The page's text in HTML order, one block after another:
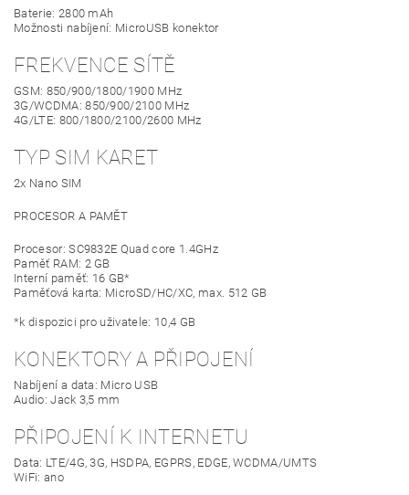
Baterie: 2800 mAh
Možnosti nabíjení: MicroUSB konektor
FREKVENCE SÍTĚ
GSM: 850/900/1800/1900 MHz
3G/WCDMA: 850/900/2100 MHz
4G/LTE: 800/1800/2100/2600 MHz
TYP SIM KARET
2x Nano SIM
PROCESOR A PAMĚT
Procesor: SC9832E Quad core 1.4GHz
Paměť RAM: 2 GB
Interní paměť: 16 GB*
Paměťová karta: MicroSD/HC/XC, max. 512 GB
*k dispozici pro uživatele: 10,4 GB
KONEKTORY A PŘIPOJENÍ
Nabíjení a data: Micro USB
Audio: Jack 3,5 mm
PŘIPOJENÍ K INTERNETU
Data: LTE/4G, 3G, HSDPA, EGPRS, EDGE, WCDMA/UMTS
WiFi: ano